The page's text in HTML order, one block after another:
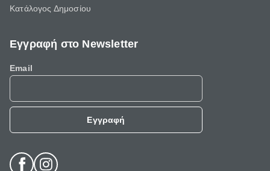
Κατάλογος Δημοσίου
Εγγραφή στο Newsletter
Email
Εγγραφή